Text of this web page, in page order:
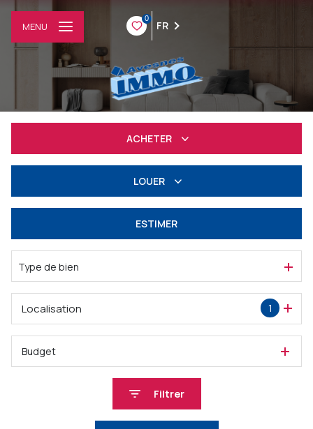
0
FR
MENU
ACHETER
Professionnel
LOUER
Professionnel
ESTIMER
Type de bien
1
Localisation
Budget
Filtrer